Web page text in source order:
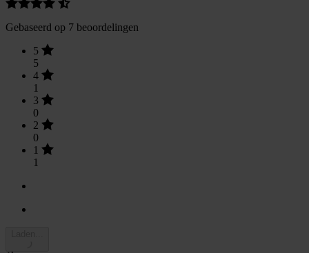
Gebaseerd op 7 beoordelingen
5
5
4
1
3
0
2
0
1
1